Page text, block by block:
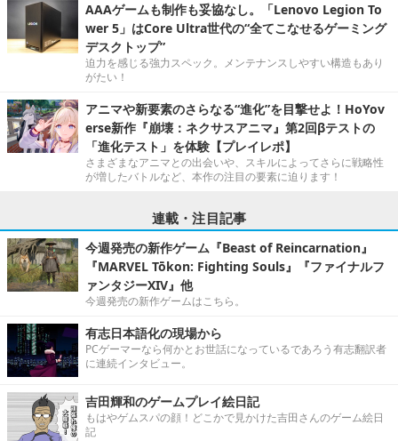
AAAゲームも制作も妥協なし。「Lenovo Legion To
wer 5」はCore Ultra世代の“全てこなせるゲーミング
デスクトップ”
迫力を感じる強力スペック。メンテナンスしやすい構造もあり
がたい！
アニマや新要素のさらなる“進化”を目撃せよ！HoYov
erse新作『崩壊：ネクサスアニマ』第2回βテストの
「進化テスト」を体験【プレイレポ】
さまざまなアニマとの出会いや、スキルによってさらに戦略性
が増したバトルなど、本作の注目の要素に迫ります！
連載・注目記事
今週発売の新作ゲーム『Beast of Reincarnation』
『MARVEL Tōkon: Fighting Souls』『ファイナルフ
ァンタジーXIV』他
今週発売の新作ゲームはこちら。
有志日本語化の現場から
PCゲーマーなら何かとお世話になっているであろう有志翻訳者
に連続インタビュー。
吉田輝和のゲームプレイ絵日記
もはやゲムスパの顔！どこかで見かけた吉田さんのゲーム絵日
記